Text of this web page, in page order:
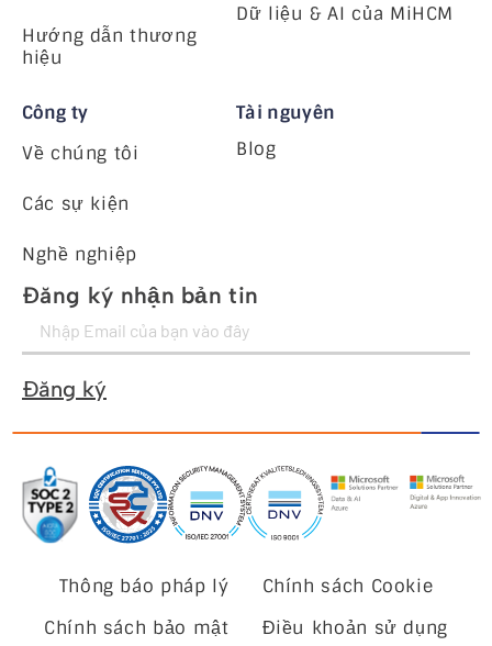
Hướng dẫn thương
hiệu
Dữ liệu & AI của MiHCM
Công ty
Về chúng tôi
Các sự kiện
Nghề nghiệp
Tài nguyên
Blog
Đăng ký nhận bản tin
Đăng ký
Thông báo pháp lý
Chính sách Cookie
Chính sách bảo mật
Điều khoản sử dụng